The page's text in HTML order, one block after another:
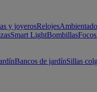
y joyerosRelojes
Smart LightBombillasFocos
Bancos de jardínSillas